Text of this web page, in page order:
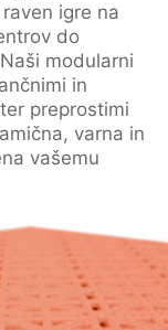
igre na
do
modularni
in
preprostimi
varna in
vašemu